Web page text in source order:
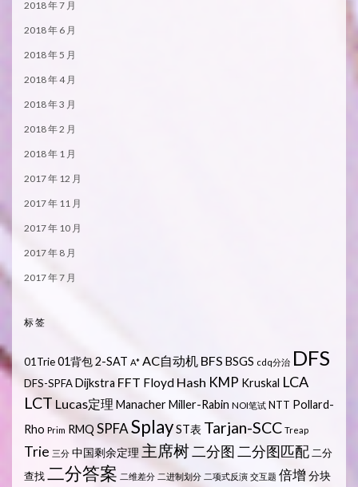
2018 年 7 月
2018 年 6 月
2018 年 5 月
2018 年 4 月
2018 年 3 月
2018 年 2 月
2018 年 1 月
2017 年 12 月
2017 年 11 月
2017 年 10 月
2017 年 8 月
2017 年 7 月
标签
01Trie01背包2-SAT A* AC自动机 BFS BSGS cdq分治 DFS
DFS-SPFADijkstra FFT Floyd Hash KMP Kruskal LCA
LCT Lucas定理 ManacherMiller-Rabin NOI笔试 NTT Pollard-
Rho Prim RMQ SPFASplayST表 Tarjan-SCC Treap
Trie 三分 中国剩余定理 主席树二分图 二分图匹配 二分
查找二分答案 二维差分 二进制划分 二项式反演 交互题 倍增 分块